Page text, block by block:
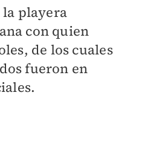
playera
con quien
de los cuales
fueron en